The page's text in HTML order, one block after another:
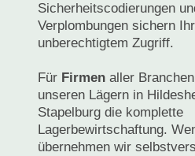
Sicherheitscodierungen
Verplombungen sichern
unberechtigtem Zugriff.
Für Firmen aller
unseren Lägern in
Stapelburg die komplette
Lagerbewirtschaftung.
übernehmen wir